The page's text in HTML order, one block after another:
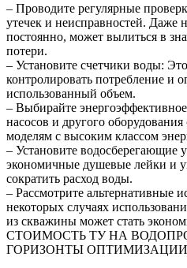
– Проводите регулярные
утечек и неисправностей. Даже
постоянно, может вылиться в
потери.
– Установите счетчики воды:
контролировать потребление и
использованный объем.
– Выбирайте
насосов и другого
моделям с высоким классом
– Установите водосберегающие
экономичные душевые лейки и
сократить расход воды.
– Рассмотрите альтернативные
некоторых случаях
из скважины может стать
СТОИМОСТЬ ТУ НА
ГОРИЗОНТЫ ОПТИМИЗАЦИИ